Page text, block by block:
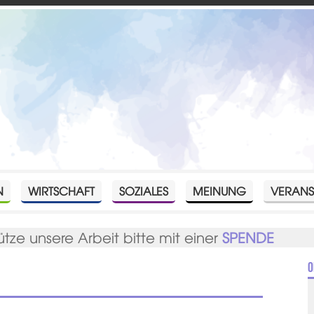
WIRTSCHAFT SOZIALES MEINUNG
unsere Arbeit bitte mit einerSPENDE